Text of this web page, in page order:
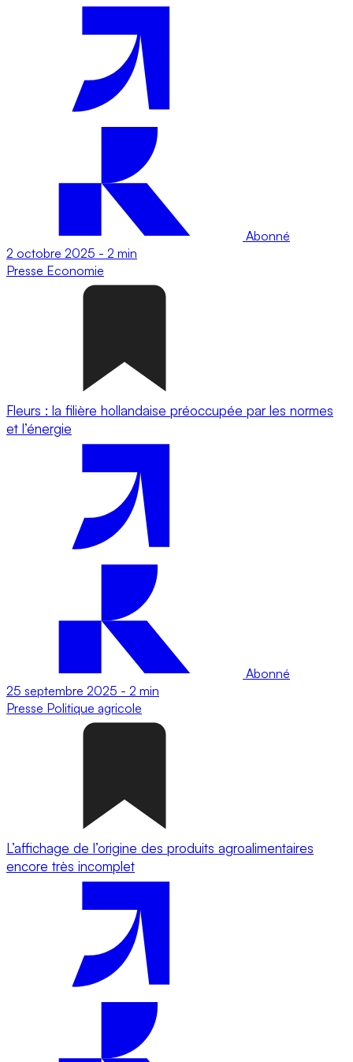
Abonné
2 octobre 2025 - 2 min
Presse Economie
Fleurs : la filière hollandaise préoccupée par les normes
et l’énergie
Abonné
25 septembre 2025 - 2 min
Presse Politique agricole
L’affichage de l’origine des produits agroalimentaires
encore très incomplet